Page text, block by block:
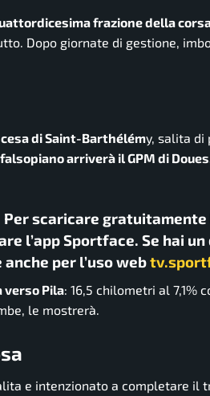
frazione della corsa
Dopo giornate di gestione,
di Saint-Barthélémy, salita di
arriverà il GPM di
scaricare gratuitamente
l’app Sportface. Se hai
anche per l’uso web
verso Pila: 16,5 chilometri al 7,1%
le mostrerà.
e intenzionato a completare il